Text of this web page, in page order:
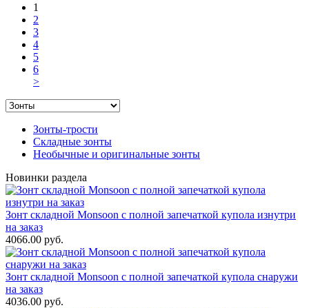
1
2
3
4
5
6
>
Зонты-трости
Складные зонты
Необычные и оригинальные зонты
Новинки раздела
Зонт складной Monsoon с полной запечаткой купола изнутри
на заказ
4066.00 руб.
Зонт складной Monsoon с полной запечаткой купола снаружи
на заказ
4036.00 руб.